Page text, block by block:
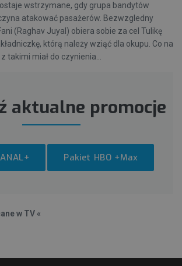
wstrzymane, gdy grupa bandytów
atakować pasażerów. Bezwzgledny
(Raghav Juyal) obiera sobie za cel Tulikę
którą należy wziąć dla okupu. Co na
takimi miał do czynienia...
aktualne promocje
Pakiet HBO +Max
w TV «